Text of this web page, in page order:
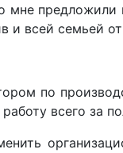
и всей семьей
по
всего за